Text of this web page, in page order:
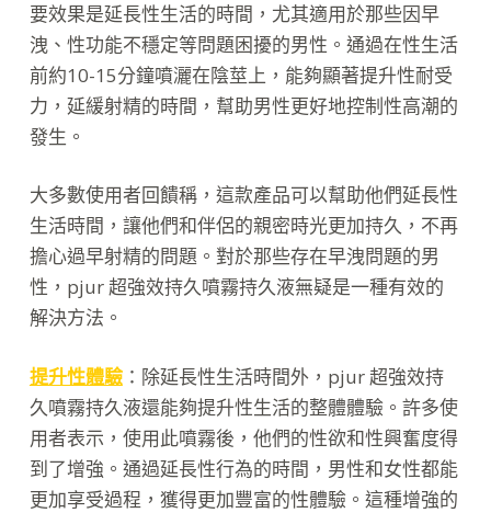
要效果是延長性生活的時間，尤其適用於那些因早
洩、性功能不穩定等問題困擾的男性。通過在性生活
前約10-15分鐘噴灑在陰莖上，能夠顯著提升性耐受
力，延緩射精的時間，幫助男性更好地控制性高潮的
發生。
大多數使用者回饋稱，這款產品可以幫助他們延長性
生活時間，讓他們和伴侶的親密時光更加持久，不再
擔心過早射精的問題。對於那些存在早洩問題的男
性，pjur 超強效持久噴霧持久液無疑是一種有效的
解決方法。
提升性體驗：除延長性生活時間外，pjur 超強效持
久噴霧持久液還能夠提升性生活的整體體驗。許多使
用者表示，使用此噴霧後，他們的性欲和性興奮度得
到了增強。通過延長性行為的時間，男性和女性都能
更加享受過程，獲得更加豐富的性體驗。這種增強的